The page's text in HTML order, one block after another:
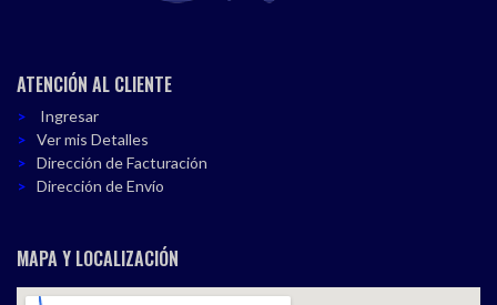
ATENCIÓN AL CLIENTE
Ingresar
Ver mis Detalles
Dirección de Facturación
Dirección de Envío
MAPA Y LOCALIZACIÓN